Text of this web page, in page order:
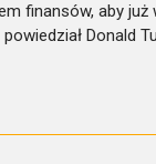
finansów, aby
Donald